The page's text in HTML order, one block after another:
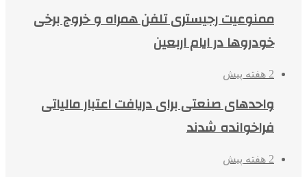
ممنوعیت رجیستری تلفن همراه و خروج برخی
خودروها در ایام اربعین
2 هفته پیش
واحدهای صنعتی برای دریافت اعتبار مالیاتی
فراخوانده شدند
2 هفته پیش